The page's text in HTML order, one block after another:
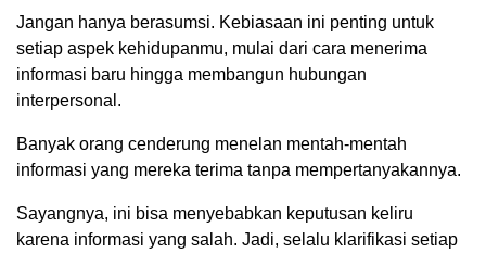
Jangan hanya berasumsi. Kebiasaan ini penting untuk
setiap aspek kehidupanmu, mulai dari cara menerima
informasi baru hingga membangun hubungan
interpersonal.
Banyak orang cenderung menelan mentah-mentah
informasi yang mereka terima tanpa mempertanyakannya.
Sayangnya, ini bisa menyebabkan keputusan keliru
karena informasi yang salah. Jadi, selalu klarifikasi setiap